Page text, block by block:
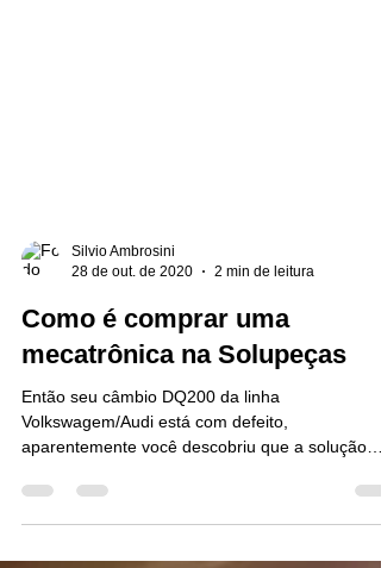
28 de out. de 2020
2 min de leitura
Como é comprar uma
mecatrônica na Solupeças
Então seu câmbio DQ200 da linha
aparentemente você descobriu que a solução